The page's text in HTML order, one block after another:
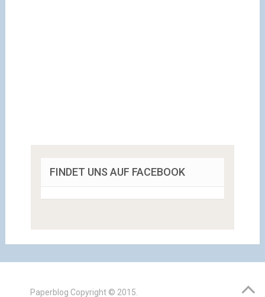
FINDET UNS AUF FACEBOOK
Paperblog Copyright © 2015.